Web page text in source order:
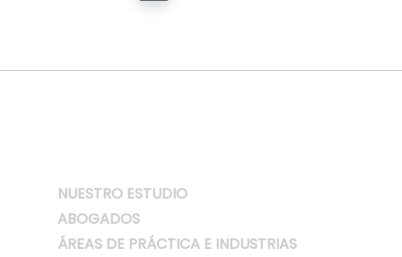
NUESTRO ESTUDIO
ABOGADOS
ÁREAS DE PRÁCTICA E INDUSTRIAS